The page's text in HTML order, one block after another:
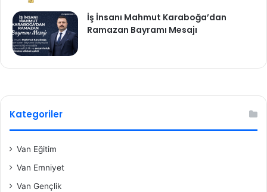
İş İnsanı Mahmut Karaboğa’dan
Ramazan Bayramı Mesajı
Kategoriler
Van Eğitim
Van Emniyet
Van Gençlik